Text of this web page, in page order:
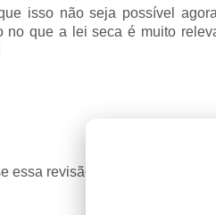
isso não seja possível
no que a lei seca é muito
essa revisão ajudou.